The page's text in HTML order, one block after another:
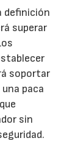
definición
superar
soportar
paca
sin